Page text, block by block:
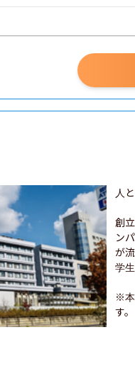
人
創
ン
が
学
※
す。